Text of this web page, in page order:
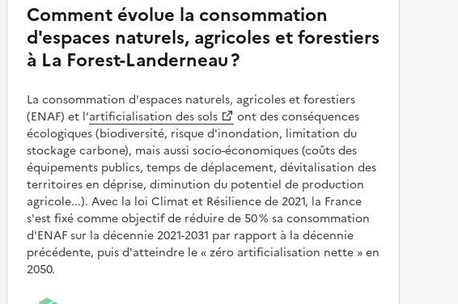
Comment évolue la consommation
d'espaces naturels, agricoles et forestiers
à La Forest-Landerneau ?
La consommation d'espaces naturels, agricoles et forestiers
(ENAF) et l’artificialisation des sols
ont des conséquences
écologiques (biodiversité, risque d'inondation, limitation du
stockage carbone), mais aussi socio-économiques (coûts des
équipements publics, temps de déplacement, dévitalisation des
territoires en déprise, diminution du potentiel de production
agricole...). Avec la loi Climat et Résilience de 2021, la France
s'est fixé comme objectif de réduire de 50 % sa consommation
d'ENAF sur la décennie 2021-2031 par rapport à la décennie
précédente, puis d'atteindre le zéro artificialisation nette en
2050.